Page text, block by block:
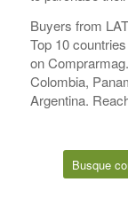
Buyers from
Top 10
on
Colombia,
Argentina.
Busque